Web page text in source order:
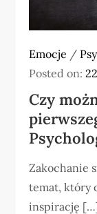
Emocje /
Posted on:
Czy
Zakochanie
temat, który
inspirację